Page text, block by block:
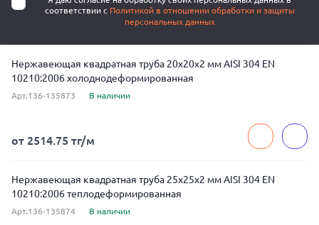
соответствии с Политикой в отношении обработки и защиты
персональных данных
Нержавеющая квадратная труба 20x20x2 мм AISI 304 EN
10210:2006 холоднодеформированная
Арт.136-135873 В наличии
от 2514.75 тг/м
Нержавеющая квадратная труба 25x25x2 мм AISI 304 EN
10210:2006 теплодеформированная
Арт.136-135874 В наличии